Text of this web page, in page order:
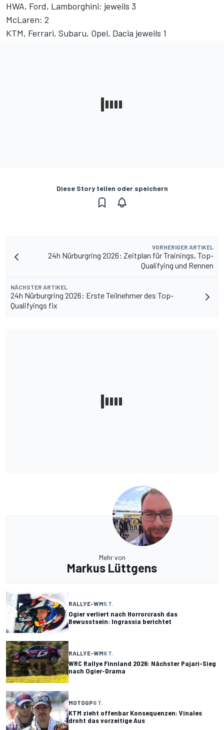
HWA, Ford, Lamborghini: jeweils 3
McLaren: 2
KTM, Ferrari, Subaru, Opel, Dacia jeweils 1
Diese Story teilen oder speichern
VORHERIGER ARTIKEL
24h Nürburgring 2026: Zeitplan für Trainings, Top-
Qualifying und Rennen
NÄCHSTER ARTIKEL
24h Nürburgring 2026: Erste Teilnehmer des Top-
Qualifyings fix
Mehr von
Markus Lüttgens
RALLYE-WM5 T.
Ogier verliert nach Horrorcrash das
Bewusstsein: Ingrassia berichtet
RALLYE-WM6 T.
WRC Rallye Finnland 2026: Nächster Pajari-Sieg
nach Ogier-Drama
MOTOGP6 T.
KTM zieht offenbar Konsequenzen: Vinales
droht das vorzeitige Aus